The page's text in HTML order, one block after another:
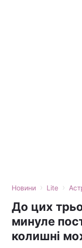
Новини › Lite ›
До цих
минуле
колишні